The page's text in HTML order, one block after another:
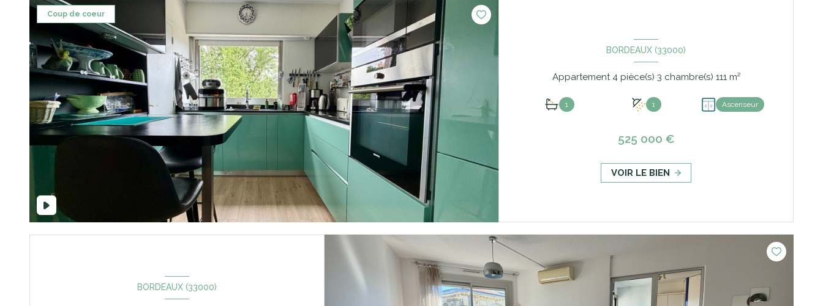
Coup de coeur
BORDEAUX (33000)
Appartement 4 pièce(s) 3 chambre(s) 111 m²
1 1 Ascenseur
525 000 €
VOIR LE BIEN
BORDEAUX (33000)